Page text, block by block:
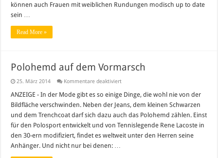
können auch Frauen mit weiblichen Rundungen modisch up to date
sein …
Read More »
Polohemd auf dem Vormarsch
25. März 2014 Kommentare deaktiviertfür
auf
Vormarsch
ANZEIGE - In der Mode gibt es so einige Dinge, die wohl nie von der
Bildfläche verschwinden. Neben der Jeans, dem kleinen Schwarzen
und dem Trenchcoat darf sich dazu auch das Polohemd zählen. Einst
für den Polosport entwickelt und von Tennislegende Rene Lacoste in
den 30-ern modifiziert, findet es weltweit unter den Herren seine
Anhänger. Und nicht nur bei denen: …